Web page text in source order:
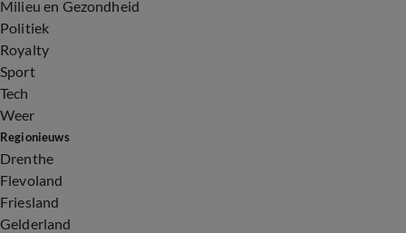
Milieu en Gezondheid
Politiek
Royalty
Sport
Tech
Weer
Regionieuws
Drenthe
Flevoland
Friesland
Gelderland